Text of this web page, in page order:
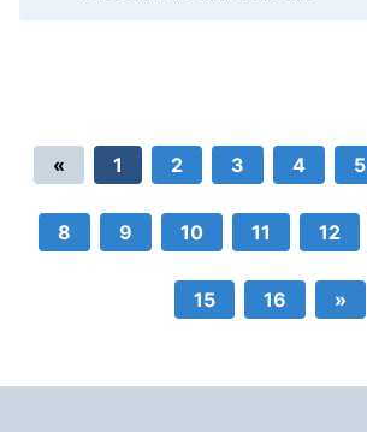
« 1 2 3 4 5
8 9 10 11 12
15 16 »